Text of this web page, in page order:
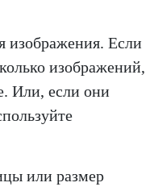
изображения. Если
изображений,
Или, если они
или размер